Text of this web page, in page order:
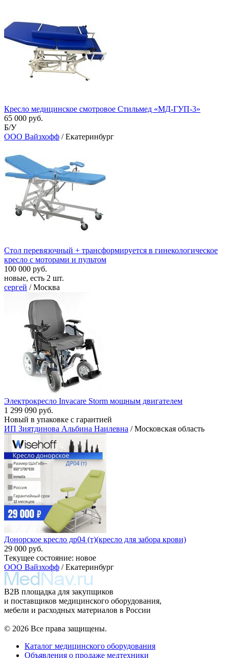
Кресло медицинское смотровое Стильмед «МД-ГУП-3»
65 000 руб.
Б/У
ООО Вайзхофф / Екатеринбург
Стол перевязочный + трансформируется в гинекологическое
кресло с моторами и пультом
100 000 руб.
новые, есть 2 шт.
сергей / Москва
Электрокресло Invacare Storm мощным двигателем
1 299 090 руб.
Новый в упаковке с гарантией
ИП Зиятдинова Альбина Наилевна / Московская область
Донорское кресло др04 (т)(кресло для забора крови)
29 000 руб.
Тeкущeе coстояние: новое
ООО Вайзхофф / Екатеринбург
B2B площадка для закупщиков
и поставщиков медицинского оборудования,
мебели и расходных материалов в России
© 2026 Все права защищены.
Каталог медицинского оборудования
Объявления о продаже медтехники